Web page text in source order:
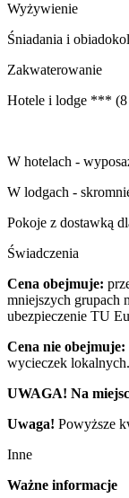
Wyżywienie
Śniadania i
Zakwaterowanie
Hotele i lodge *** (8
W hotelach -
W lodgach -
Pokoje z dostawką
Świadczenia
Cena obejmuje:
mniejszych grupach
ubezpieczenie TU
Cena nie obejmuje:
wycieczek lokalnych.
UWAGA! Na
Uwaga! Powyższe
Inne
Ważne informacje